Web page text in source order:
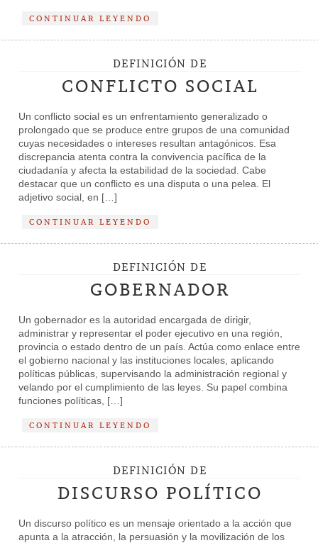
CONTINUAR LEYENDO
DEFINICIÓN DE
CONFLICTO SOCIAL
Un conflicto social es un enfrentamiento generalizado o
prolongado que se produce entre grupos de una comunidad
cuyas necesidades o intereses resultan antagónicos. Esa
discrepancia atenta contra la convivencia pacífica de la
ciudadanía y afecta la estabilidad de la sociedad. Cabe
destacar que un conflicto es una disputa o una pelea. El
adjetivo social, en […]
CONTINUAR LEYENDO
DEFINICIÓN DE
GOBERNADOR
Un gobernador es la autoridad encargada de dirigir,
administrar y representar el poder ejecutivo en una región,
provincia o estado dentro de un país. Actúa como enlace entre
el gobierno nacional y las instituciones locales, aplicando
políticas públicas, supervisando la administración regional y
velando por el cumplimiento de las leyes. Su papel combina
funciones políticas, […]
CONTINUAR LEYENDO
DEFINICIÓN DE
DISCURSO POLÍTICO
Un discurso político es un mensaje orientado a la acción que
apunta a la atracción, la persuasión y la movilización de los